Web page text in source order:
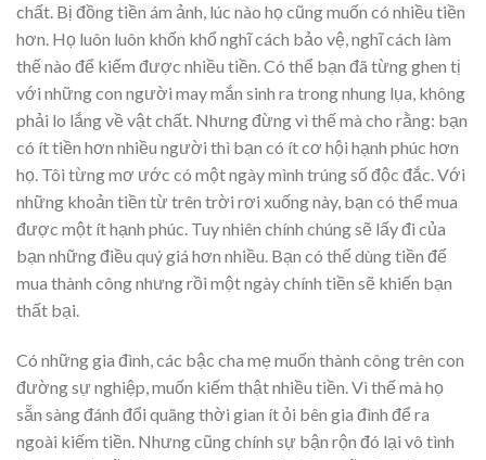
chất. Bị đồng tiền ám ảnh, lúc nào họ cũng muốn có nhiều tiền
hơn. Họ luôn luôn khốn khổ nghĩ cách bảo vệ, nghĩ cách làm
thế nào để kiếm được nhiều tiền. Có thể bạn đã từng ghen tị
với những con người may mắn sinh ra trong nhung lụa, không
phải lo lắng về vật chất. Nhưng đừng vì thế mà cho rằng: bạn
có ít tiền hơn nhiều người thì bạn có ít cơ hội hạnh phúc hơn
họ. Tôi từng mơ ước có một ngày mình trúng số độc đắc. Với
những khoản tiền từ trên trời rơi xuống này, bạn có thể mua
được một ít hạnh phúc. Tuy nhiên chính chúng sẽ lấy đi của
bạn những điều quý giá hơn nhiều. Bạn có thể dùng tiền để
mua thành công nhưng rồi một ngày chính tiền sẽ khiến bạn
thất bại.
Có những gia đình, các bậc cha mẹ muốn thành công trên con
đường sự nghiệp, muốn kiếm thật nhiều tiền. Vì thế mà họ
sẵn sàng đánh đổi quãng thời gian ít ỏi bên gia đình để ra
ngoài kiếm tiền. Nhưng cũng chính sự bận rộn đó lại vô tình